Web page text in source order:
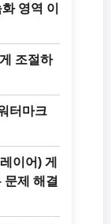
영역 이
조절하
터마크
이어) 게
문제 해결